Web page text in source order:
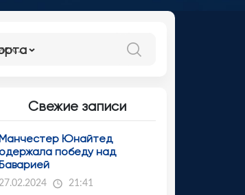
Свежие записи
Юнайтед
победу над
21:41